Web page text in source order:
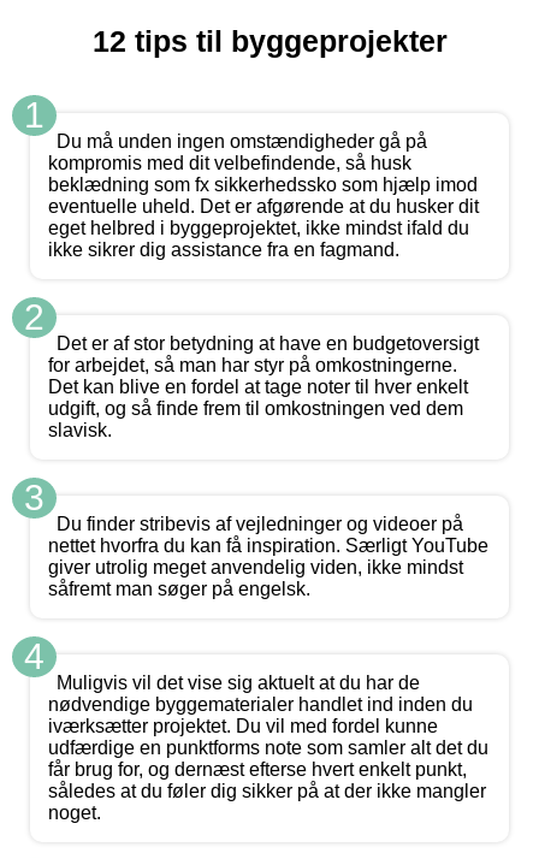
12 tips til byggeprojekter
1
Du må unden ingen omstændigheder gå på
kompromis med dit velbefindende, så husk
beklædning som fx sikkerhedssko som hjælp imod
eventuelle uheld. Det er afgørende at du husker dit
eget helbred i byggeprojektet, ikke mindst ifald du
ikke sikrer dig assistance fra en fagmand.
2
Det er af stor betydning at have en budgetoversigt
for arbejdet, så man har styr på omkostningerne.
Det kan blive en fordel at tage noter til hver enkelt
udgift, og så finde frem til omkostningen ved dem
slavisk.
3
Du finder stribevis af vejledninger og videoer på
nettet hvorfra du kan få inspiration. Særligt YouTube
giver utrolig meget anvendelig viden, ikke mindst
såfremt man søger på engelsk.
4
Muligvis vil det vise sig aktuelt at du har de
nødvendige byggematerialer handlet ind inden du
iværksætter projektet. Du vil med fordel kunne
udfærdige en punktforms note som samler alt det du
får brug for, og dernæst efterse hvert enkelt punkt,
således at du føler dig sikker på at der ikke mangler
noget.